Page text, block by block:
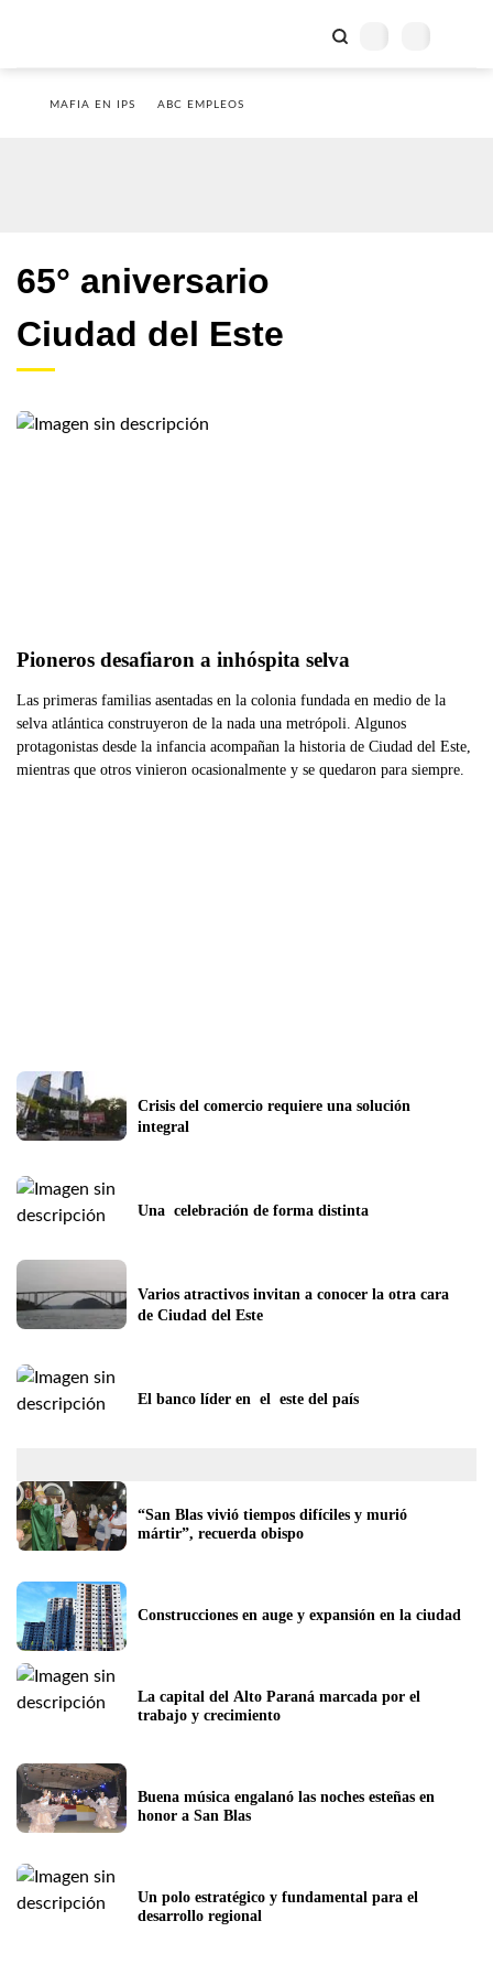
MAFIA EN IPS ABC EMPLEOS
65° aniversario
Ciudad del Este
Pioneros desafiaron a inhóspita selva
Las primeras familias asentadas en la colonia fundada en medio de la
selva atlántica construyeron de la nada una metrópoli. Algunos
protagonistas desde la infancia acompañan la historia de Ciudad del Este,
mientras que otros vinieron ocasionalmente y se quedaron para siempre.
Crisis del comercio requiere una solución
integral
Una  celebración de forma distinta
Varios atractivos invitan a conocer la otra cara
de Ciudad del Este
El banco líder en  el  este del país
“San Blas vivió tiempos difíciles y murió
mártir”, recuerda obispo
Construcciones en auge y expansión en la ciudad
La capital del Alto Paraná marcada por el
trabajo y crecimiento
Buena música engalanó las noches esteñas en
honor a San Blas
Un polo estratégico y fundamental para el